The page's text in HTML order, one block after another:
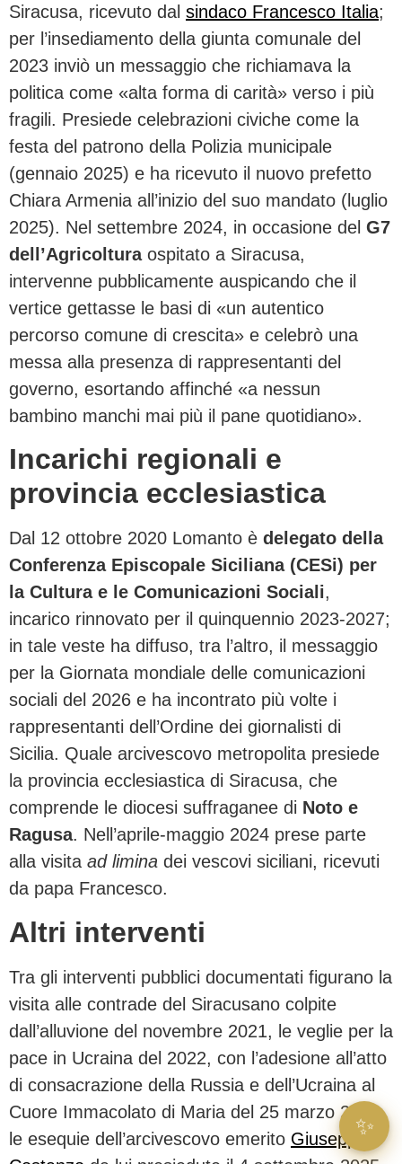
Siracusa, ricevuto dal sindaco Francesco Italia;
per l’insediamento della giunta comunale del
2023 inviò un messaggio che richiamava la
politica come «alta forma di carità» verso i più
fragili. Presiede celebrazioni civiche come la
festa del patrono della Polizia municipale
(gennaio 2025) e ha ricevuto il nuovo prefetto
Chiara Armenia all’inizio del suo mandato (luglio
2025). Nel settembre 2024, in occasione del G7
dell’Agricolturaospitato a Siracusa,
intervenne pubblicamente auspicando che il
vertice gettasse le basi di «un autentico
percorso comune di crescita» e celebrò una
messa alla presenza di rappresentanti del
governo, esortando affinché «a nessun
bambino manchi mai più il pane quotidiano».
Incarichi regionali e
provincia ecclesiastica
Dal 12 ottobre 2020 Lomanto è delegato della
Conferenza Episcopale Siciliana (CESi) per
la Cultura e le Comunicazioni Sociali,
incarico rinnovato per il quinquennio 2023-2027;
in tale veste ha diffuso, tra l’altro, il messaggio
per la Giornata mondiale delle comunicazioni
sociali del 2026 e ha incontrato più volte i
rappresentanti dell’Ordine dei giornalisti di
Sicilia. Quale arcivescovo metropolita presiede
la provincia ecclesiastica di Siracusa, che
comprende le diocesi suffraganee di Noto e
Ragusa. Nell’aprile-maggio 2024 prese parte
alla visita ad limina dei vescovi siciliani, ricevuti
da papa Francesco.
Altri interventi
Tra gli interventi pubblici documentati figurano la
visita alle contrade del Siracusano colpite
dall’alluvione del novembre 2021, le veglie per la
pace in Ucraina del 2022, con l’adesione all’atto
di consacrazione della Russia e dell’Ucraina al
Cuore Immacolato di Maria del 25 marzo 2022,
le esequie dell’arcivescovo emerito Giuseppe
✨